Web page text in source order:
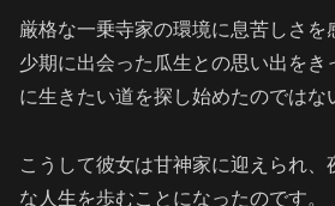
厳格な一乗寺家の環境に息苦しさを
少期に出会った瓜生との思い出をき
に生きたい道を探し始めたのではな
こうして彼女は甘神家に迎えられ、
な人生を歩むことになったのです。